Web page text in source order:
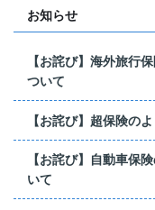
お知らせ
【お詫び】海外旅行
ついて
【お詫び】超保険の
【お詫び】自動車保
いて